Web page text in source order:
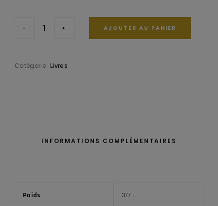
- + AJOUTER AU PANIER
Catégorie : Livres
INFORMATIONS COMPLÉMENTAIRES
Poids 377 g